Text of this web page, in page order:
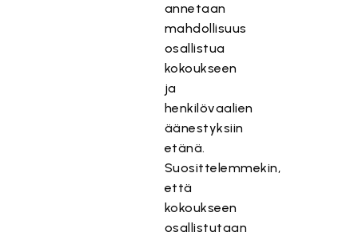
annetaan
mahdollisuus
osallistua
kokoukseen
ja
henkilövaalien
äänestyksiin
etänä.
Suosittelemmekin,
että
kokoukseen
osallistutaan